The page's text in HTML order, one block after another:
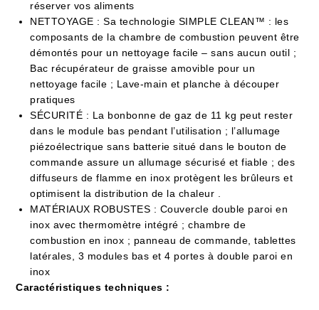
réserver vos aliments
NETTOYAGE : Sa technologie SIMPLE CLEAN™ : les
composants de la chambre de combustion peuvent être
démontés pour un nettoyage facile – sans aucun outil ;
Bac récupérateur de graisse amovible pour un
nettoyage facile ; Lave-main et planche à découper
pratiques
SÉCURITÉ : La bonbonne de gaz de 11 kg peut rester
dans le module bas pendant l’utilisation ; l’allumage
piézoélectrique sans batterie situé dans le bouton de
commande assure un allumage sécurisé et fiable ; des
diffuseurs de flamme en inox protègent les brûleurs et
optimisent la distribution de la chaleur .
MATÉRIAUX ROBUSTES : Couvercle double paroi en
inox avec thermomètre intégré ; chambre de
combustion en inox ; panneau de commande, tablettes
latérales, 3 modules bas et 4 portes à double paroi en
inox
Caractéristiques techniques :